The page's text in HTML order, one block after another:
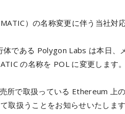
MATIC）の名称変更に伴う当社対応
体である Polygon Labs は本日、
の名称を POL に変更します。
所で取扱っている Ethereum 上
取扱うことをお知らせいたしま